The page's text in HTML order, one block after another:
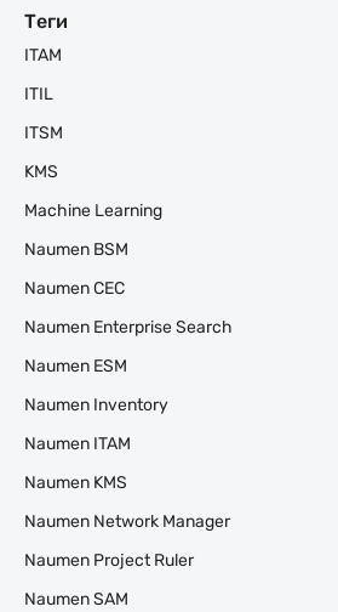
Теги
ITAM
ITIL
ITSM
KMS
Machine Learning
Naumen BSM
Naumen CEC
Naumen Enterprise Search
Naumen ESM
Naumen Inventory
Naumen ITAM
Naumen KMS
Naumen Network Manager
Naumen Project Ruler
Naumen SAM